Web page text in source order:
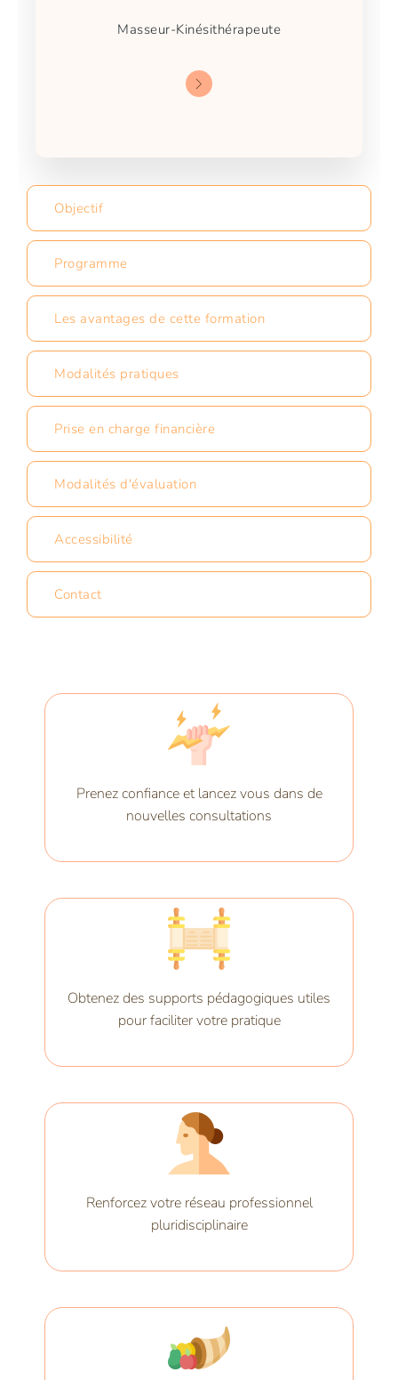
Masseur-Kinésithérapeute
Objectif
Programme
Les avantages de cette formation
Modalités pratiques
Prise en charge financière
Modalités d'évaluation
Accessibilité
Contact
Prenez confiance et lancez vous dans de
nouvelles consultations
Obtenez des supports pédagogiques utiles
pour faciliter votre pratique
Renforcez votre réseau professionnel
pluridisciplinaire